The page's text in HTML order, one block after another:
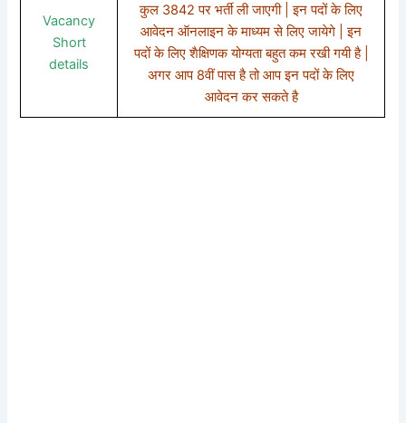
Vacancy
Short
details
कुल 3842 पर भर्ती ली जाएगी | इन पदों के लिए
आवेदन ऑनलाइन के माध्यम से लिए जायेगे | इन
पदों के लिए शैक्षिणक योग्यता बहुत कम रखी गयी है |
अगर आप 8वीं पास है तो आप इन पदों के लिए
आवेदन कर सकते है